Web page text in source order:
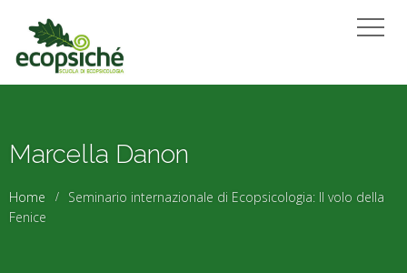
Marcella Danon
Home
Seminario internazionale di Ecopsicologia: Il volo della
Fenice